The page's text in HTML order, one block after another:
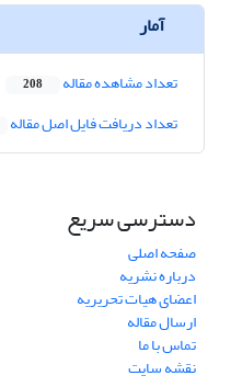
آمار
تعداد مشاهده مقاله 208
تعداد دریافت فایل اصل مقاله
دسترسی سریع
صفحه اصلی
درباره نشریه
اعضای هیات تحریریه
ارسال مقاله
تماس با ما
نقشه سایت